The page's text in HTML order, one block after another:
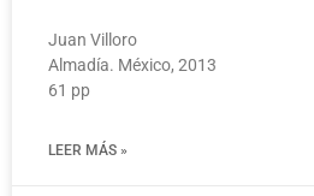
Juan Villoro
Almadía. México, 2013
61 pp
LEER MÁS »